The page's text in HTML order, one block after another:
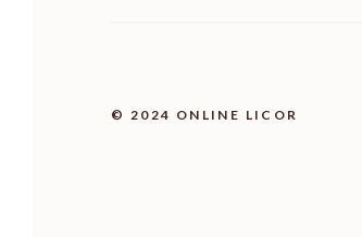
© 2024 ONLINE LICOR